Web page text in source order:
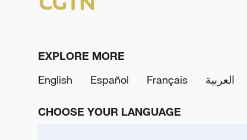
EXPLORE MORE
English
Español Français العربية
CHOOSE YOUR LANGUAGE